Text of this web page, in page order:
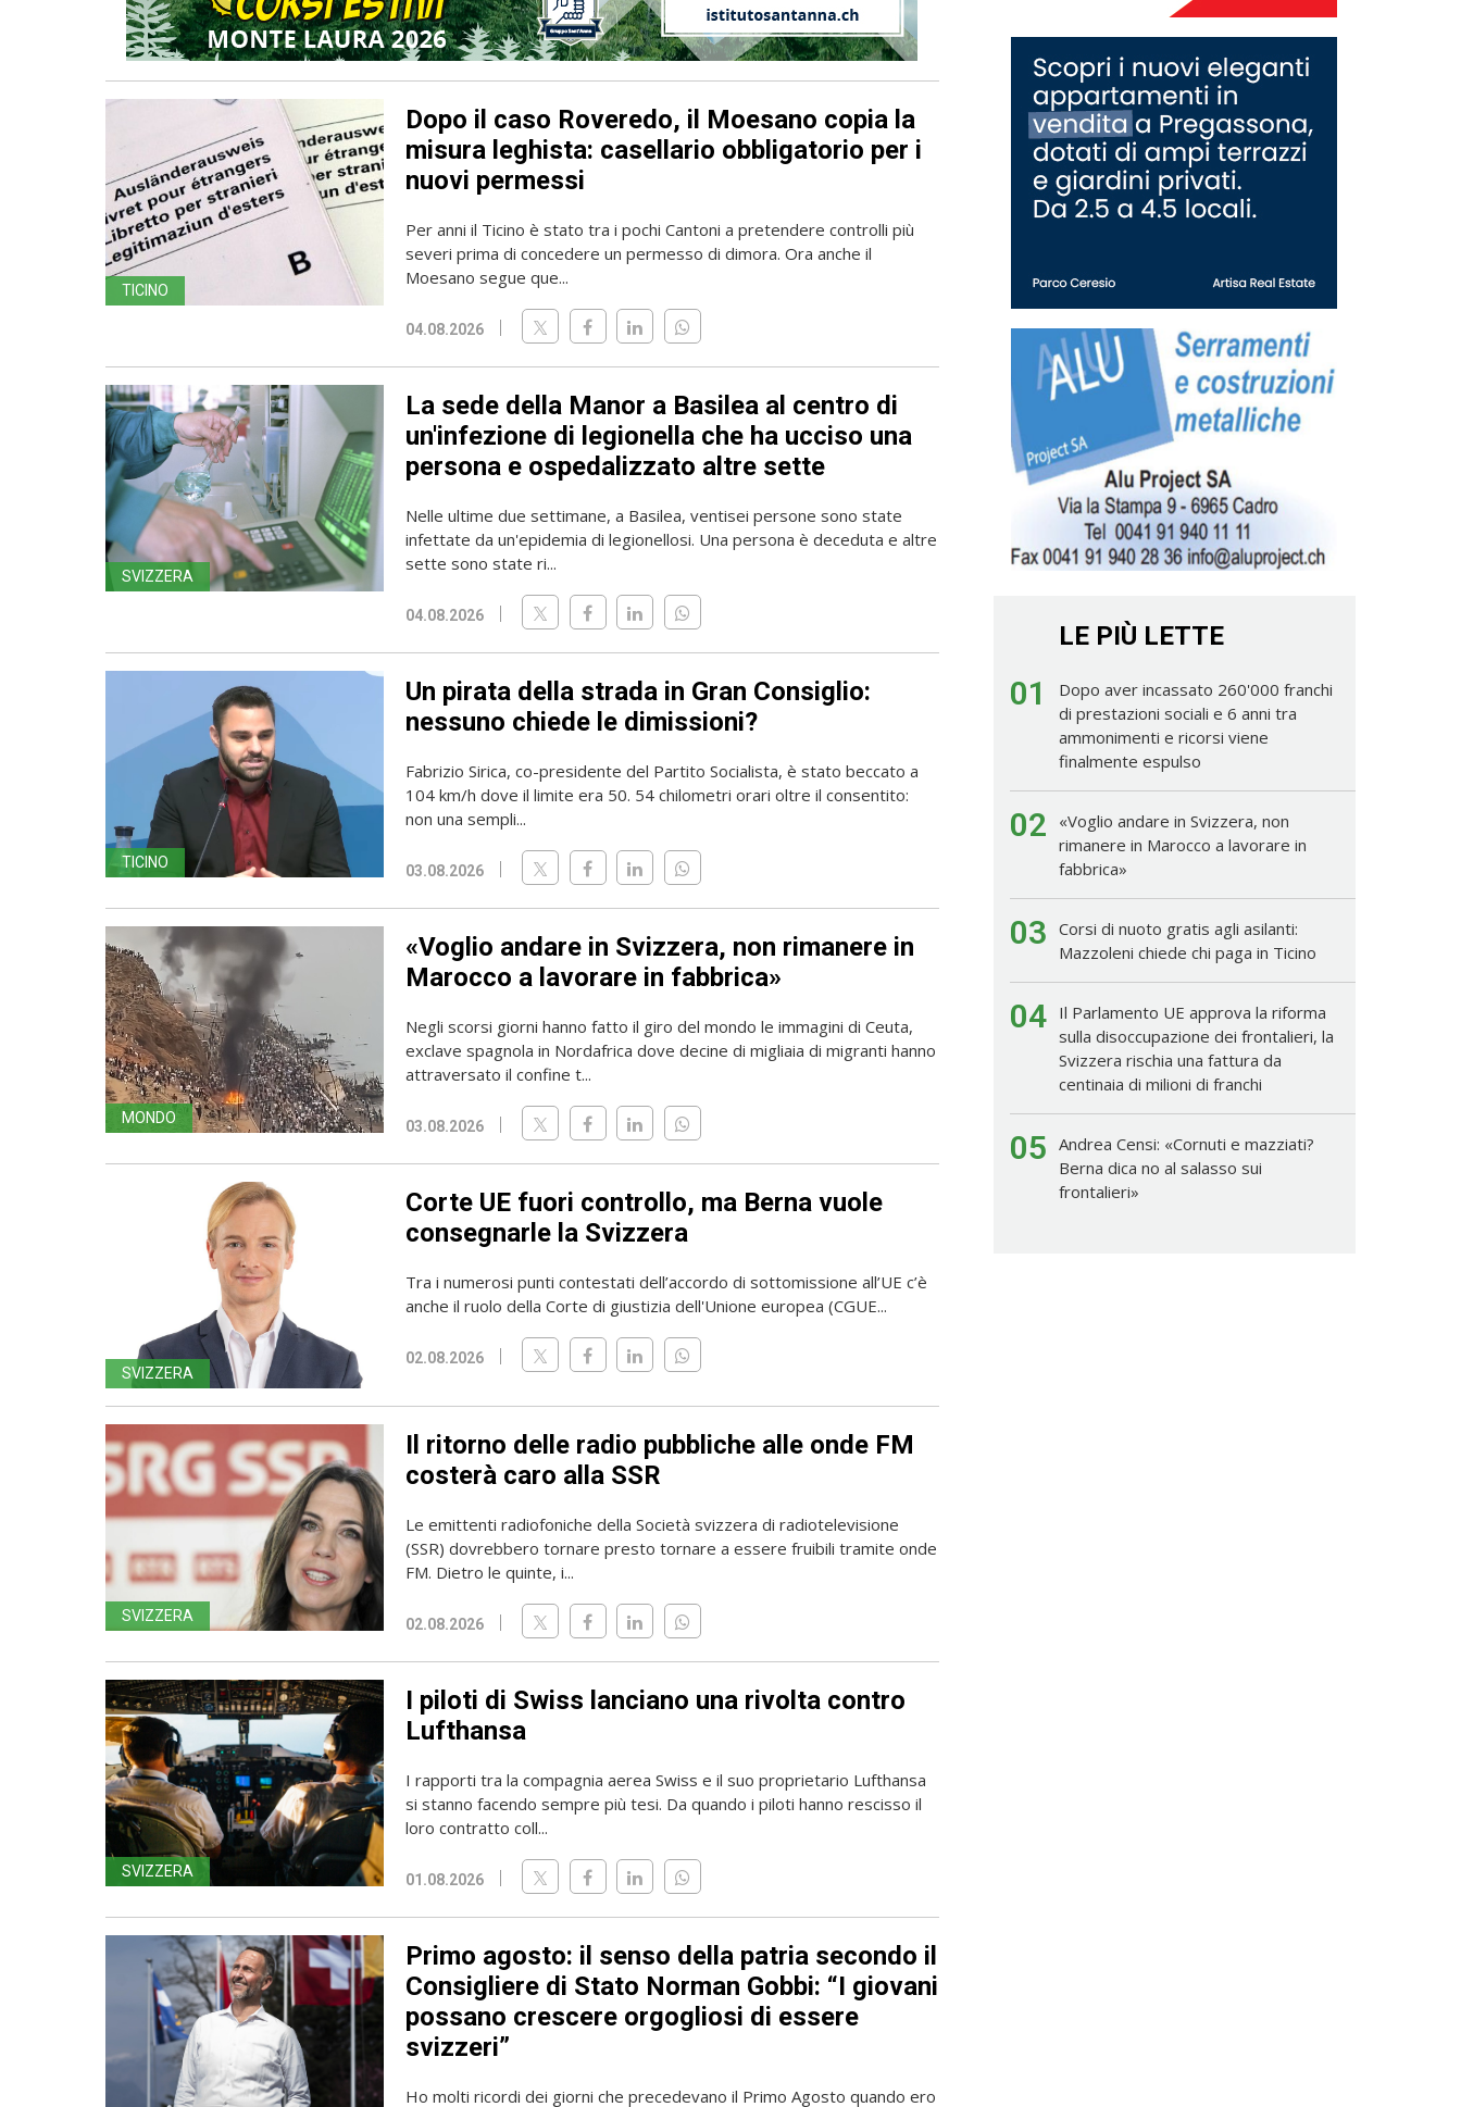
TICINO
Dopo il caso Roveredo, il Moesano copia la
misura leghista: casellario obbligatorio per i
nuovi permessi
Per anni il Ticino è stato tra i pochi Cantoni a pretendere controlli più
severi prima di concedere un permesso di dimora. Ora anche il
Moesano segue que...
04.08.2026
SVIZZERA
La sede della Manor a Basilea al centro di
un'infezione di legionella che ha ucciso una
persona e ospedalizzato altre sette
Nelle ultime due settimane, a Basilea, ventisei persone sono state
infettate da un'epidemia di legionellosi. Una persona è deceduta e altre
sette sono state ri...
04.08.2026
TICINO
Un pirata della strada in Gran Consiglio:
nessuno chiede le dimissioni?
Fabrizio Sirica, co-presidente del Partito Socialista, è stato beccato a
104 km/h dove il limite era 50. 54 chilometri orari oltre il consentito:
non una sempli...
03.08.2026
MONDO
«Voglio andare in Svizzera, non rimanere in
Marocco a lavorare in fabbrica»
Negli scorsi giorni hanno fatto il giro del mondo le immagini di Ceuta,
exclave spagnola in Nordafrica dove decine di migliaia di migranti hanno
attraversato il confine t...
03.08.2026
SVIZZERA
Corte UE fuori controllo, ma Berna vuole
consegnarle la Svizzera
Tra i numerosi punti contestati dell’accordo di sottomissione all’UE c’è
anche il ruolo della Corte di giustizia dell'Unione europea (CGUE...
02.08.2026
SVIZZERA
Il ritorno delle radio pubbliche alle onde FM
costerà caro alla SSR
Le emittenti radiofoniche della Società svizzera di radiotelevisione
(SSR) dovrebbero tornare presto tornare a essere fruibili tramite onde
FM. Dietro le quinte, i...
02.08.2026
SVIZZERA
I piloti di Swiss lanciano una rivolta contro
Lufthansa
I rapporti tra la compagnia aerea Swiss e il suo proprietario Lufthansa
si stanno facendo sempre più tesi. Da quando i piloti hanno rescisso il
loro contratto coll...
01.08.2026
Primo agosto: il senso della patria secondo il
Consigliere di Stato Norman Gobbi: “I giovani
possano crescere orgogliosi di essere
svizzeri”
Ho molti ricordi dei giorni che precedevano il Primo Agosto quando ero
LE PIÙ LETTE
01
Dopo aver incassato 260'000 franchi
di prestazioni sociali e 6 anni tra
ammonimenti e ricorsi viene
finalmente espulso
02
«Voglio andare in Svizzera, non
rimanere in Marocco a lavorare in
fabbrica»
03 Corsi di nuoto gratis agli asilanti:
Mazzoleni chiede chi paga in Ticino
04
Il Parlamento UE approva la riforma
sulla disoccupazione dei frontalieri, la
Svizzera rischia una fattura da
centinaia di milioni di franchi
05 Andrea Censi: «Cornuti e mazziati?
Berna dica no al salasso sui
frontalieri»